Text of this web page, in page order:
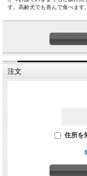
消化の良い良質のタンパク
毎日のごはんにもっと魚を
【調理例】
す。高齢犬でも喜んで食べます。
注文
住所を